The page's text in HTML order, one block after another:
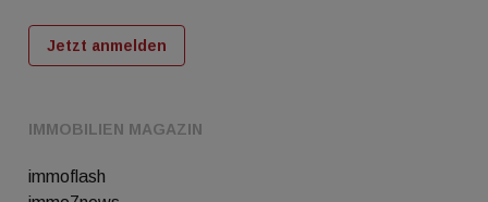
IMMOBILIEN MAGAZIN
immoflash
Jetzt anmelden